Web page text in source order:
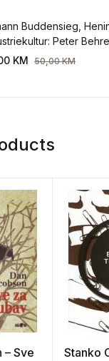
Buddensieg,
Peter
1907-1914.
KM 50,00KM
– Sve
Stanko